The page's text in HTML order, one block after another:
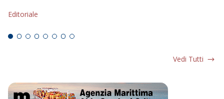
Editoriale
Vedi Tutti